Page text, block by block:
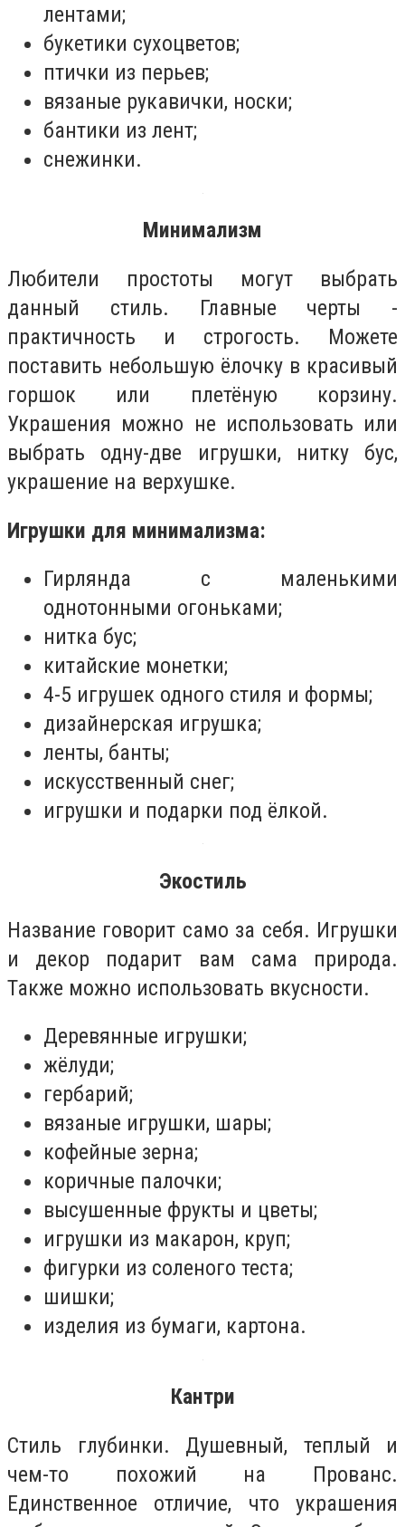
лентами;
букетики сухоцветов;
птички из перьев;
вязаные рукавички, носки;
бантики из лент;
снежинки.
Минимализм
Любители простоты могут выбрать
данный стиль. Главные черты -
практичность и строгость. Можете
поставить небольшую ёлочку в красивый
горшок или плетёную корзину.
Украшения можно не использовать или
выбрать одну-две игрушки, нитку бус,
украшение на верхушке.
Игрушки для минимализма:
Гирлянда с маленькими
однотонными огоньками;
нитка бус;
китайские монетки;
4-5 игрушек одного стиля и формы;
дизайнерская игрушка;
ленты, банты;
искусственный снег;
игрушки и подарки под ёлкой.
Экостиль
Название говорит само за себя. Игрушки
и декор подарит вам сама природа.
Также можно использовать вкусности.
Деревянные игрушки;
жёлуди;
гербарий;
вязаные игрушки, шары;
кофейные зерна;
коричные палочки;
высушенные фрукты и цветы;
игрушки из макарон, круп;
фигурки из соленого теста;
шишки;
изделия из бумаги, картона.
Кантри
Стиль глубинки. Душевный, теплый и
чем-то похожий на Прованс.
Единственное отличие, что украшения